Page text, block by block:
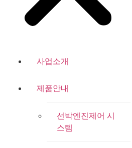
사업소개
제품안내
선박엔진제어 시
스템